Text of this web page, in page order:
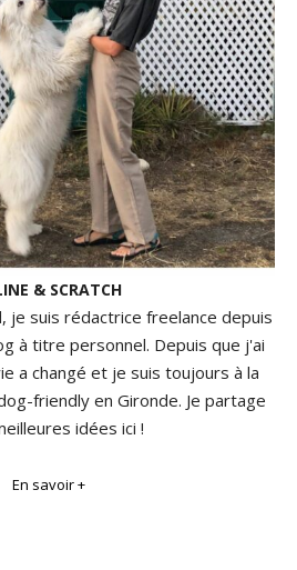
& SCRATCH
je suis rédactrice freelance depuis
à titre personnel. Depuis que j'ai
a changé et je suis toujours à la
friendly en Gironde. Je partage
idées ici !
En savoir +